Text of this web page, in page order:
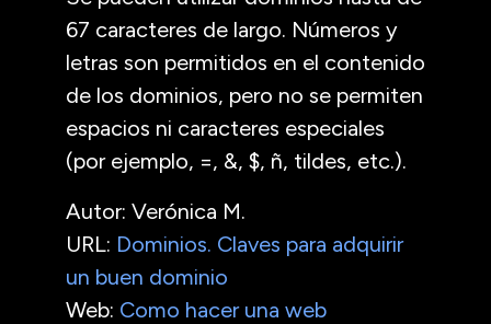
67 caracteres de largo. Números y
letras son permitidos en el contenido
de los dominios, pero no se permiten
espacios ni caracteres especiales
(por ejemplo, =, &, $, ñ, tildes, etc.).
Autor: Verónica M.
URL: Dominios. Claves para adquirir
un buen dominio
Web: Como hacer una web